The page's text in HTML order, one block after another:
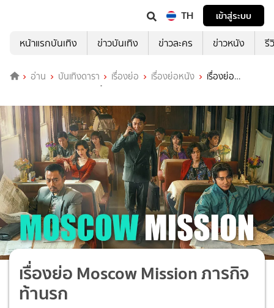
TH
เข้าสู่ระบบ
หน้าแรกบันเทิง
ข่าวบันเทิง ข่าวละคร ข่าวหนัง รี
อ่าน บันเทิงดารา เรื่องย่อ เรื่องย่อหนัง
เรื่องย่อ
Moscow Mission ภารกิจท้านรก
เรื่องย่อ Moscow Mission ภารกิจ
ท้านรก